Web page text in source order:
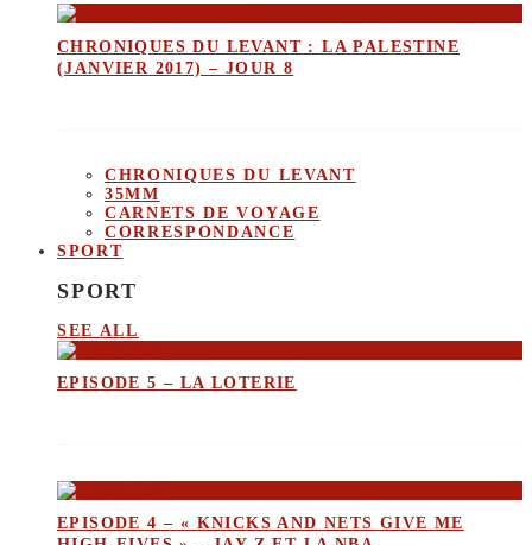
CHRONIQUES DU LEVANT : LA PALESTINE
(JANVIER 2017) – JOUR 8
CHRONIQUES DU LEVANT
35MM
CARNETS DE VOYAGE
CORRESPONDANCE
SPORT
SPORT
SEE ALL
EPISODE 5 – LA LOTERIE
EPISODE 4 – « KNICKS AND NETS GIVE ME